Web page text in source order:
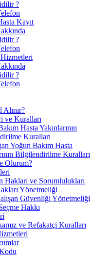
?
Kayıt
?
?
Alınır?
ve Kuralları
Hasta Yakınlarının
Kuralları
Yoğun Bakım Hasta
Bilgilendirilme Kuralları
Olurum?
Hakları ve Sorumlulukları
Yönetmeliği
Güvenliği Yönetmeliği
Hakkı
ve Refakatçi Kuralları